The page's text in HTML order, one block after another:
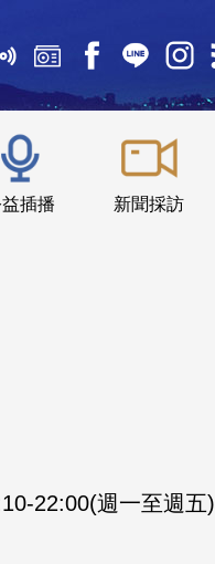
插播 新聞採訪
22:00(週一至週五)